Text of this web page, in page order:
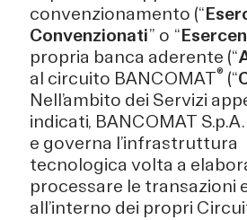
convenzionamento (“
Convenzionati” o “
propria banca aderente (“
al circuito BANCOMAT® (“
Nell’ambito dei Servizi
indicati, BANCOMAT
e governa l’infrastruttura
tecnologica volta a
processare le transazioni
all’interno dei propri